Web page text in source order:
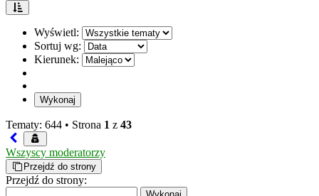
Wyświetl:
Sortuj wg:
Kierunek:
Tematy: 644 • Strona 1 z 43
Wszyscy moderatorzy
Przejdź do strony
Przejdź do strony: